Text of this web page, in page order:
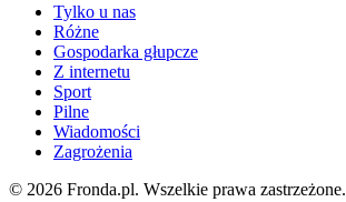
Tylko u nas
Różne
Gospodarka głupcze
Z internetu
Sport
Pilne
Wiadomości
Zagrożenia
© 2026 Fronda.pl. Wszelkie prawa zastrzeżone.